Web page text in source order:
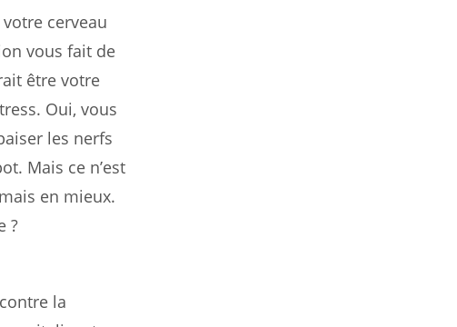
cerveau
vous fait de
être votre
Oui, vous
les nerfs
Mais ce n’est
en mieux.
?
la